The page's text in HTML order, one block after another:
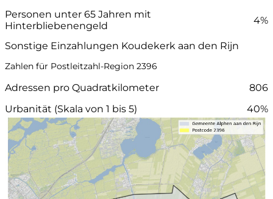
Personen unter 65 Jahren mit
Hinterbliebenengeld
4%
Sonstige Einzahlungen Koudekerk aan den Rijn
Zahlen für Postleitzahl-Region 2396
Adressen pro Quadratkilometer
806
Urbanität (Skala von 1 bis 5)
40%